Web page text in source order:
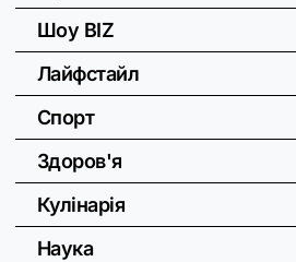
Шоу BIZ
Лайфстайл
Спорт
Здоров'я
Кулінарія
Наука